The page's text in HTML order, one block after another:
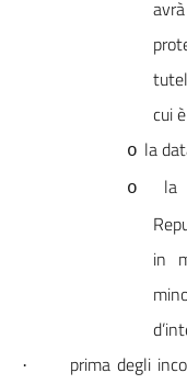
cui
o la
o
la
in
·
prima degli